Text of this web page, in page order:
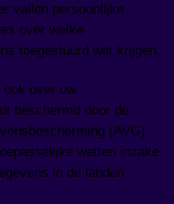
vallen persoonlijke
over welke
toegestuurd wilt krijgen.
over uw
beschermd door de
(AVG)
wetten inzake
in de landen